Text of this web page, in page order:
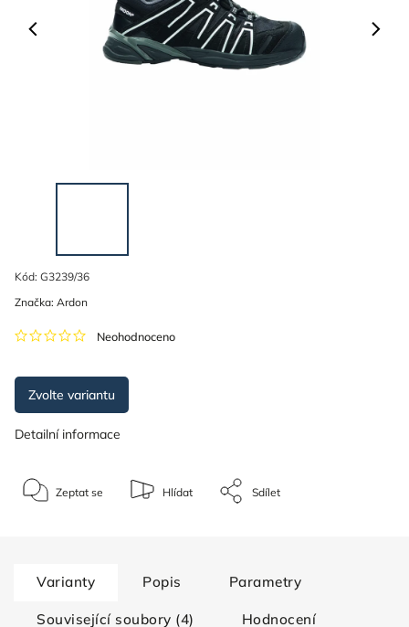
Kód: G3239/36
Neohodnoceno
Značka: Ardon
Zvolte variantu
Detailní informace
Zeptat se Hlídat Sdílet
Varianty Popis Parametry
Související soubory (4) Hodnocení